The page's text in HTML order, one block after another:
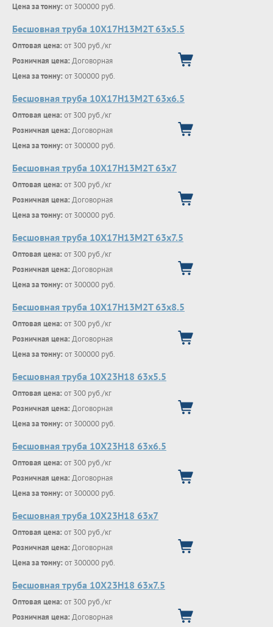
Цена за тонну: от 300000 руб.
Бесшовная труба 10Х17Н13М2Т 63х5.5
Оптовая цена: от 300 руб./кг
Розничная цена: Договорная
Цена за тонну: от 300000 руб.
Бесшовная труба 10Х17Н13М2Т 63х6.5
Оптовая цена: от 300 руб./кг
Розничная цена: Договорная
Цена за тонну: от 300000 руб.
Бесшовная труба 10Х17Н13М2Т 63х7
Оптовая цена: от 300 руб./кг
Розничная цена: Договорная
Цена за тонну: от 300000 руб.
Бесшовная труба 10Х17Н13М2Т 63х7.5
Оптовая цена: от 300 руб./кг
Розничная цена: Договорная
Цена за тонну: от 300000 руб.
Бесшовная труба 10Х17Н13М2Т 63х8.5
Оптовая цена: от 300 руб./кг
Розничная цена: Договорная
Цена за тонну: от 300000 руб.
Бесшовная труба 10Х23Н18 63х5.5
Оптовая цена: от 300 руб./кг
Розничная цена: Договорная
Цена за тонну: от 300000 руб.
Бесшовная труба 10Х23Н18 63х6.5
Оптовая цена: от 300 руб./кг
Розничная цена: Договорная
Цена за тонну: от 300000 руб.
Бесшовная труба 10Х23Н18 63х7
Оптовая цена: от 300 руб./кг
Розничная цена: Договорная
Цена за тонну: от 300000 руб.
Бесшовная труба 10Х23Н18 63х7.5
Оптовая цена: от 300 руб./кг
Розничная цена: Договорная